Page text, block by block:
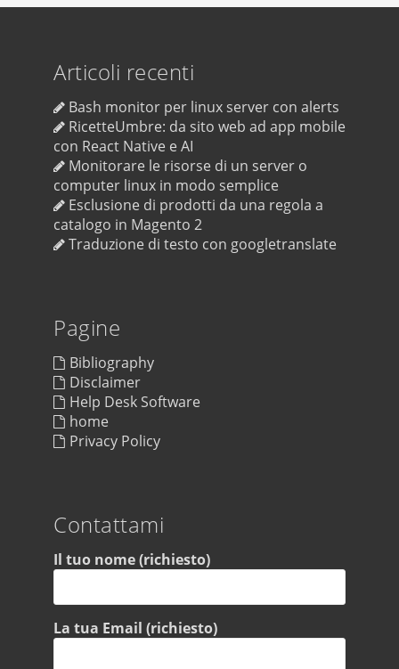
Articoli recenti
Bash monitor per linux server con alerts
RicetteUmbre: da sito web ad app mobile
con React Native e AI
Monitorare le risorse di un server o
computer linux in modo semplice
Esclusione di prodotti da una regola a
catalogo in Magento 2
Traduzione di testo con googletranslate
Pagine
Bibliography
Disclaimer
Help Desk Software
home
Privacy Policy
Contattami
Il tuo nome (richiesto)
La tua Email (richiesto)